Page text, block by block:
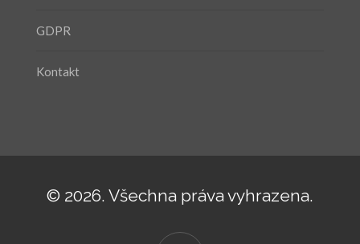
GDPR
Kontakt
© 2026. Všechna práva vyhrazena.